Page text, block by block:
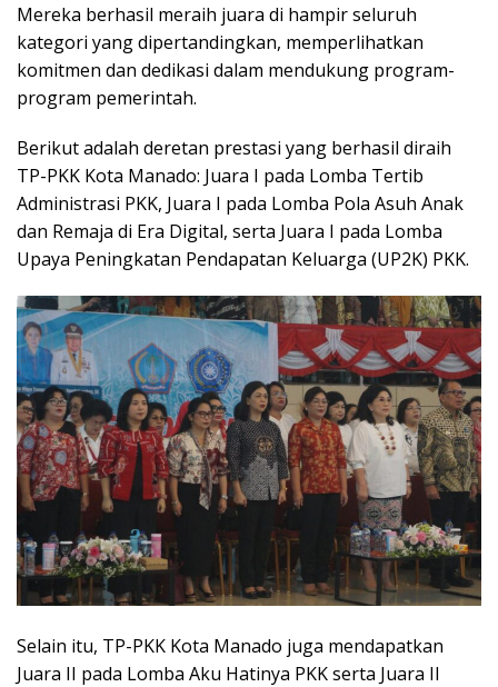
Mereka berhasil meraih juara di hampir seluruh
kategori yang dipertandingkan, memperlihatkan
komitmen dan dedikasi dalam mendukung program-
program pemerintah.
Berikut adalah deretan prestasi yang berhasil diraih
TP-PKK Kota Manado: Juara I pada Lomba Tertib
Administrasi PKK, Juara I pada Lomba Pola Asuh Anak
dan Remaja di Era Digital, serta Juara I pada Lomba
Upaya Peningkatan Pendapatan Keluarga (UP2K) PKK.
Selain itu, TP-PKK Kota Manado juga mendapatkan
Juara II pada Lomba Aku Hatinya PKK serta Juara II